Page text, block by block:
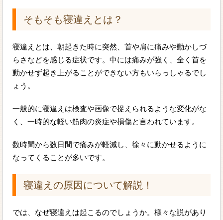
そもそも寝違えとは？
寝違えとは、朝起きた時に突然、首や肩に痛みや動かしづ
らさなどを感じる症状です。中には痛みが強く、全く首を
動かせず起き上がることができない方もいらっしゃるでし
ょう。
一般的に寝違えは検査や画像で捉えられるような変化がな
く、一時的な軽い筋肉の炎症や損傷と言われています。
数時間から数日間で痛みが軽減し、徐々に動かせるように
なってくることが多いです。
寝違えの原因について解説！
では、なぜ寝違えは起こるのでしょうか。様々な説があり